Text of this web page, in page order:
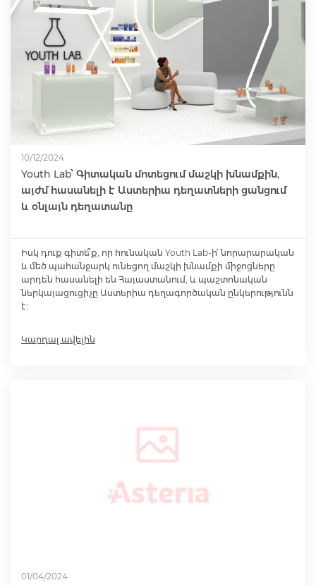
10/12/2024
Youth Lab՝ Գիտական մոտեցում մաշկի խնամքին,
այժմ հասանելի է Աստերիա դեղատների ցանցում
և օնլայն դեղատանը
Իսկ դուք գիտե՞ք, որ հունական Youth Lab-ի՝ նորարարական
և մեծ պահանջարկ ունեցող մաշկի խնամքի միջոցները
արդեն հասանելի են Հայաստանում, և պաշտոնական
ներկայացուցիչը Աստերիա դեղագործական ընկերությունն
է։
Կարդալ ավելին
01/04/2024